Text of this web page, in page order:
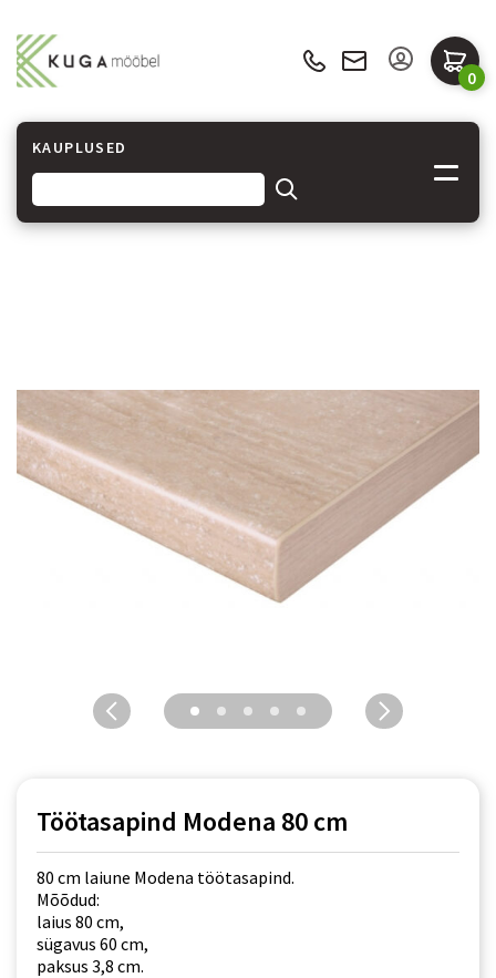
0
KAUPLUSED
Töötasapind Modena 80 cm
80 cm laiune Modena töötasapind.
Mõõdud:
laius 80 cm,
sügavus 60 cm,
paksus 3,8 cm.